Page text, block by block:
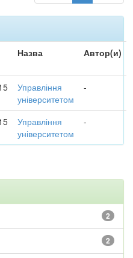
Назва Автор(и)
Управління
університетом
-
Управління
університетом
-
2
2